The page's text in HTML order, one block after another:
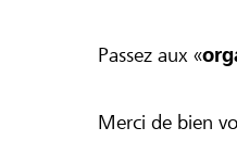
Passez aux «
Merci de bien